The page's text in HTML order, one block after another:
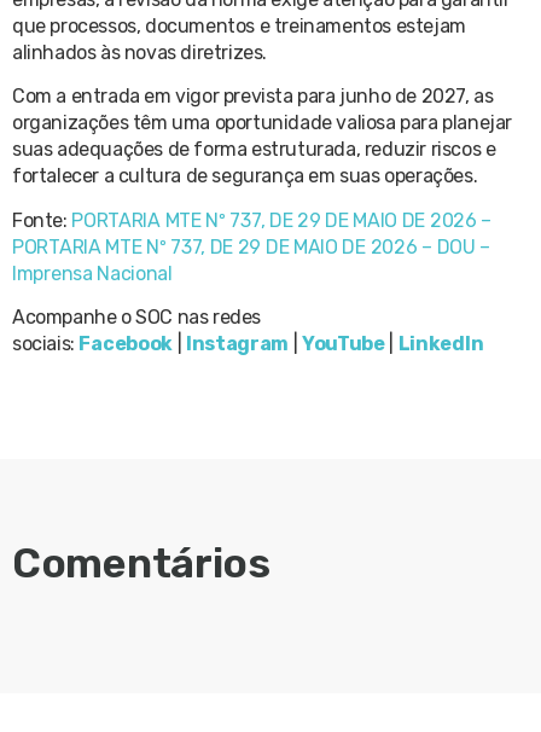
que processos, documentos e treinamentos estejam
alinhados às novas diretrizes.
Com a entrada em vigor prevista para junho de 2027, as
organizações têm uma oportunidade valiosa para planejar
suas adequações de forma estruturada, reduzir riscos e
fortalecer a cultura de segurança em suas operações.
Fonte: PORTARIA MTE Nº 737, DE 29 DE MAIO DE 2026 –
PORTARIA MTE Nº 737, DE 29 DE MAIO DE 2026 – DOU –
Imprensa Nacional
Acompanhe o SOC nas redes
sociais: Facebook Instagram YouTube| LinkedIn
Comentários